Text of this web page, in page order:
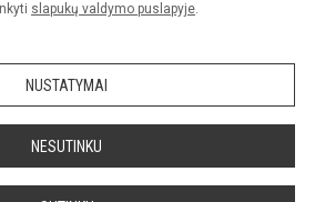
slapukų valdymo puslapyje.
NUSTATYMAI
NESUTINKU